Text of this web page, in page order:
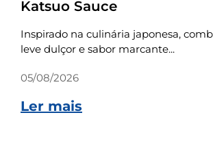
Katsuo Sauce
Inspirado na culinária japonesa,
leve dulçor e sabor marcante...
05/08/2026
Ler mais